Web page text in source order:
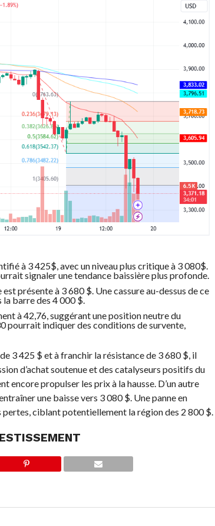
à 3 425$, avec un niveau plus critique à 3 080$.
signaler une tendance baissière plus profonde.
est présente à 3 680 $. Une cassure au-dessus de ce
barre des 4 000 $.
à 42,76, suggérant une position neutre du
pourrait indiquer des conditions de survente,
3 425 $ et à franchir la résistance de 3 680 $, il
d’achat soutenue et des catalyseurs positifs du
encore propulser les prix à la hausse. D’un autre
une baisse vers 3 080 $. Une panne en
ciblant potentiellement la région des 2 800 $.